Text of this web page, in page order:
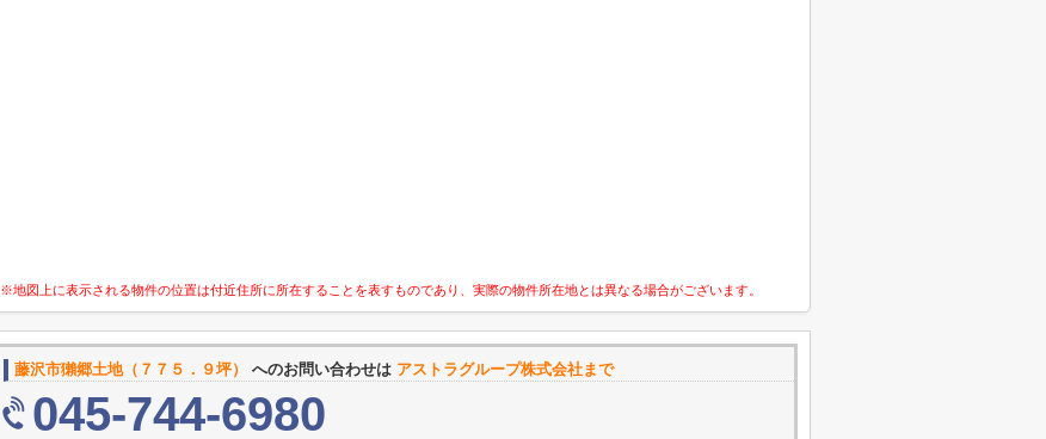
※地図上に表示される物件の位置は付近住所に所在することを表すものであり、実際の物件所在地とは異なる場合がございます。
藤沢市獺郷土地（７７５．９坪） へのお問い合わせは アストラグループ株式会社まで
045-744-6980